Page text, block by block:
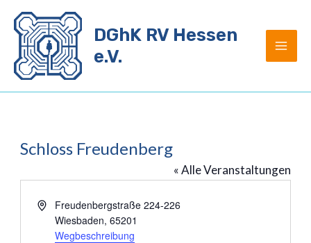
Zum
Inhalt
springen
DGhK RV Hessen
e.V.
Schloss Freudenberg
« Alle Veranstaltungen
AdresseFreudenbergstraße 224-226
Wiesbaden, 65201
Wegbeschreibung